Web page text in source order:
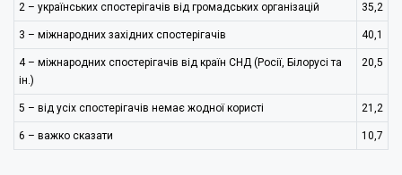
2 – українських спостерігачів від громадських організацій 35,2
3 – міжнародних західних спостерігачів 40,1
4 – міжнародних спостерігачів від країн СНД (Росії, Білорусі та
ін.)
20,5
5 – від усіх спостерігачів немає жодної користі 21,2
6 – важко сказати 10,7